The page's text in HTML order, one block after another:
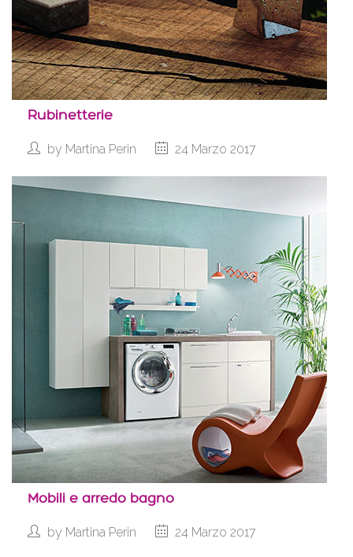
Rubinetterie
by Martina Perin 24 Marzo 2017
Mobili e arredo bagno
by Martina Perin 24 Marzo 2017